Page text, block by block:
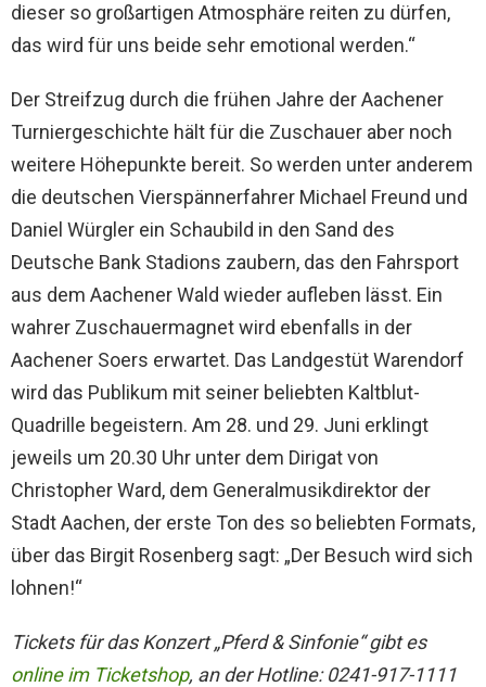
dieser so großartigen Atmosphäre reiten zu dürfen,
das wird für uns beide sehr emotional werden.“
Der Streifzug durch die frühen Jahre der Aachener
Turniergeschichte hält für die Zuschauer aber noch
weitere Höhepunkte bereit. So werden unter anderem
die deutschen Vierspännerfahrer Michael Freund und
Daniel Würgler ein Schaubild in den Sand des
Deutsche Bank Stadions zaubern, das den Fahrsport
aus dem Aachener Wald wieder aufleben lässt. Ein
wahrer Zuschauermagnet wird ebenfalls in der
Aachener Soers erwartet. Das Landgestüt Warendorf
wird das Publikum mit seiner beliebten Kaltblut-
Quadrille begeistern. Am 28. und 29. Juni erklingt
jeweils um 20.30 Uhr unter dem Dirigat von
Christopher Ward, dem Generalmusikdirektor der
Stadt Aachen, der erste Ton des so beliebten Formats,
über das Birgit Rosenberg sagt: „Der Besuch wird sich
lohnen!“
Tickets für das Konzert „Pferd & Sinfonie“ gibt es
online im Ticketshop, an der Hotline: 0241-917-1111